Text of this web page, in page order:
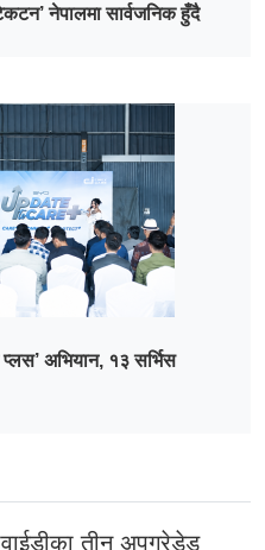
नेपालमा सार्वजनिक हुँदै
अभियान, १३ सर्भिस
तीन अपग्रेडेड